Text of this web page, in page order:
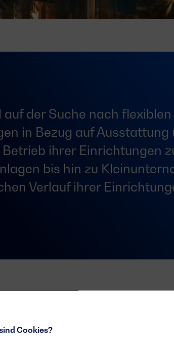
Cookies?
auf der Suche nach
in Bezug auf Ausstattung
ihrer Einrichtungen
bis hin zu
Verlauf ihrer